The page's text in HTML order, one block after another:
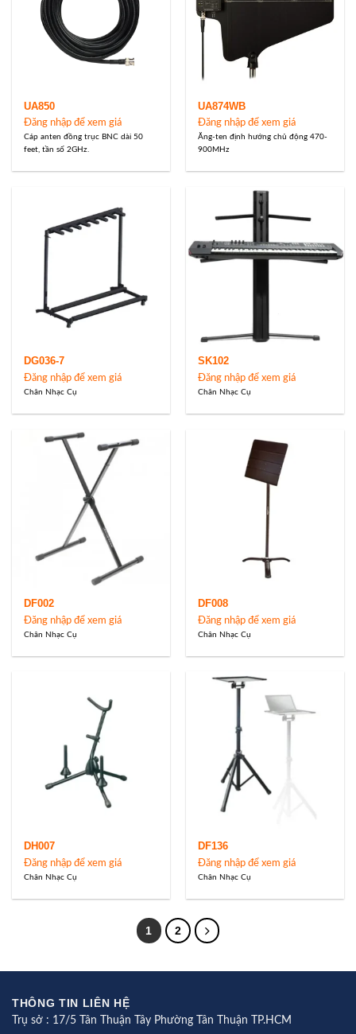
UA850
Đăng nhập để xem giá
Cáp anten đồng trục BNC dài 50
feet, tần số 2GHz.
UA874WB
Đăng nhập để xem giá
Ăng-ten định hướng chủ động 470-
900MHz
DG036-7
Đăng nhập để xem giá
Chân Nhạc Cụ
SK102
Đăng nhập để xem giá
Chân Nhạc Cụ
DF002
Đăng nhập để xem giá
Chân Nhạc Cụ
DF008
Đăng nhập để xem giá
Chân Nhạc Cụ
DH007
Đăng nhập để xem giá
Chân Nhạc Cụ
DF136
Đăng nhập để xem giá
Chân Nhạc Cụ
1 2
THÔNG TIN LIÊN HỆ
Trụ sở : 17/5 Tân Thuận Tây Phường Tân Thuận TP.HCM